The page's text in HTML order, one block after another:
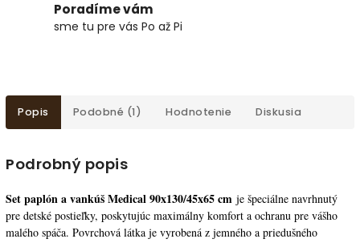
Poradíme vám
sme tu pre vás Po až Pi
Popis Podobné (1) Hodnotenie Diskusia
Podrobný popis
Set paplón a vankúš Medical90x130/45x65 cm je špeciálne navrhnutý
pre detské postieľky, poskytujúc maximálny komfort a ochranu pre vášho
malého spáča. Povrchová látka je vyrobená z jemného a priedušného